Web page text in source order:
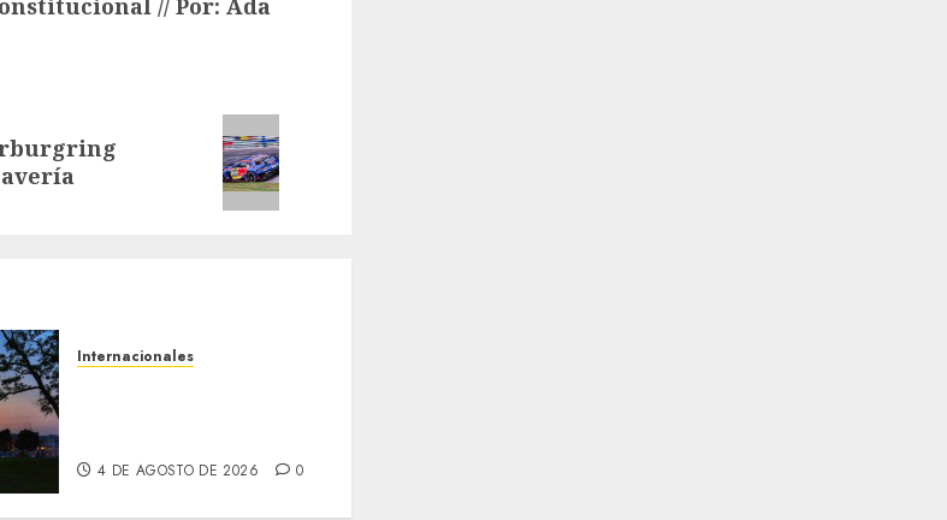
// Por: Ada
Internacionales
4 DE AGOSTO DE 2026 0